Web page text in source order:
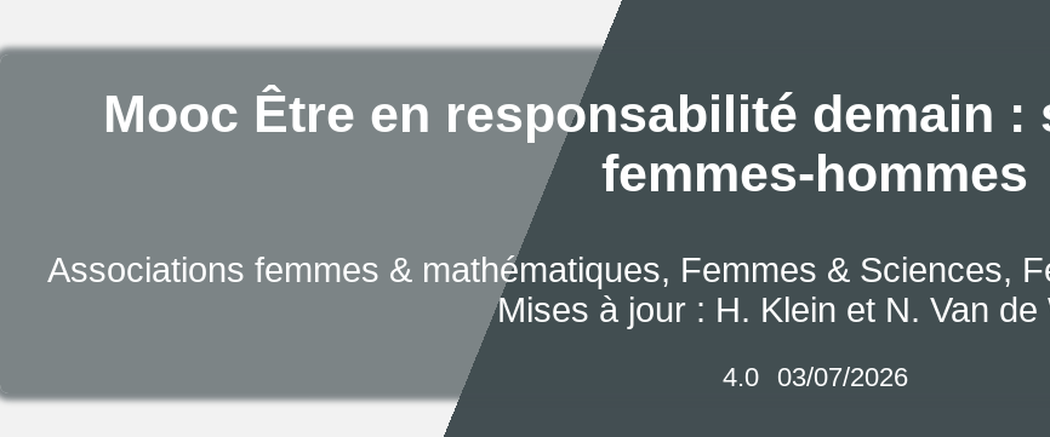
Mooc Être en responsabilité demain :
femmes-hommes
Associations femmes & mathématiques, Femmes & Sciences,
Mises à jour : H. Klein et N. Van de
4.0 03/07/2026